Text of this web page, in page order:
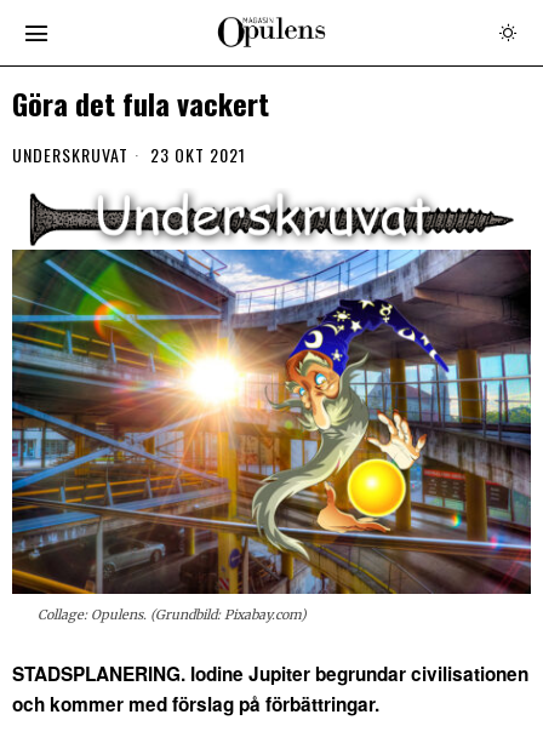
Göra det fula vackert
UNDERSKRUVAT 23 OKT 2021
Collage: Opulens. (Grundbild: Pixabay.com)
STADSPLANERING. Iodine Jupiter begrundar civilisationen
och kommer med förslag på förbättringar.